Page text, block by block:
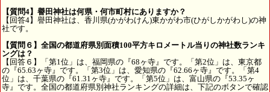
【質問4】譽田神社は何県・何市町村にありますか？
【回答4】譽田神社は、香川県(かがわけん)東かがわ市(ひがしかがわし)の神
社です。
【質問６】全国の都道府県別面積100平方キロメートル当りの神社数ランキ
ングは？
【回答６】「第1位」は、福岡県の『68ヶ寺』です。「第2位」は、東京都
の『65.63ヶ寺』です。「第3位」は、愛知県の『62.66ヶ寺』です。「第4
位」は、千葉県の『61.31ヶ寺』です。「第5位」は、富山県の『53.35ヶ
寺』です。全国の都道府県別神社ランキングの詳細は、下記のボタンで確認